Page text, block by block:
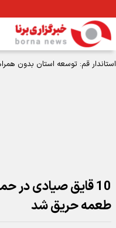
10 قایق صیادی در
طعمه حریق شد